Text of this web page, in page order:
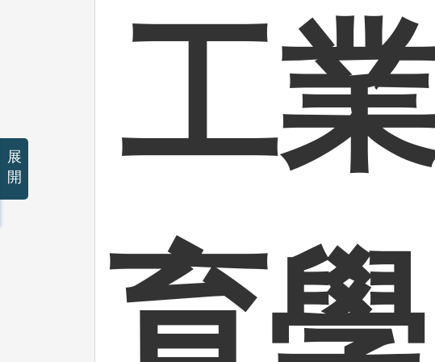
工
展
開